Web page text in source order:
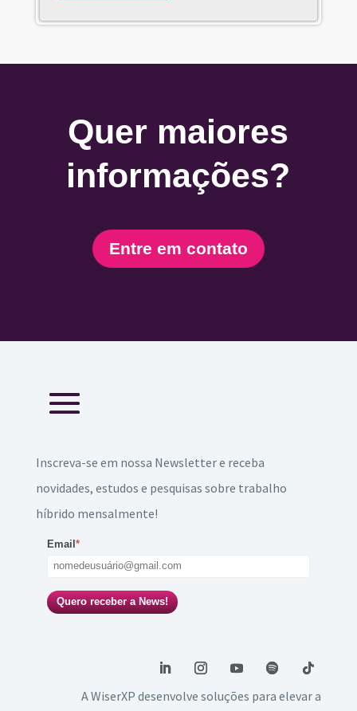
Quer maiores
informações?
Entre em contato
Inscreva-se em nossa Newsletter e receba
novidades, estudos e pesquisas sobre trabalho
híbrido mensalmente!
Email *
Quero receber a News!
A WiserXP desenvolve soluções para elevar a